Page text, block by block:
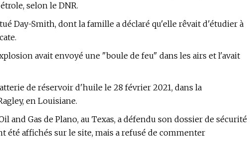
selon le DNR.
Day-Smith, dont la famille a déclaré qu'elle rêvait d'étudier à
avait envoyé une "boule de feu" dans les airs et l'avait
de réservoir d'huile le 28 février 2021, dans la
en Louisiane.
and Gas de Plano, au Texas, a défendu son dossier de sécurité
été affichés sur le site, mais a refusé de commenter